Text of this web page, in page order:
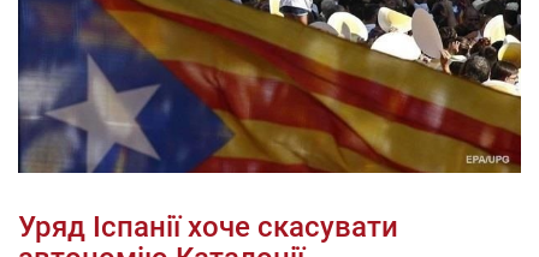
Уряд Іспанії хоче скасувати